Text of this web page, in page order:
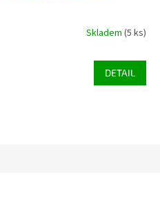
Skladem (5 ks)
DETAIL